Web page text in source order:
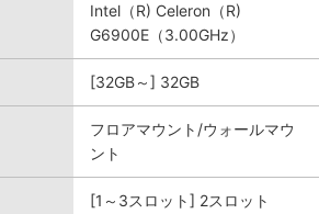
Intel（R) Celeron（R)
G6900E（3.00GHz）
[32GB～] 32GB
フロアマウント/ウォールマウ
ント
[1～3スロット] 2スロット